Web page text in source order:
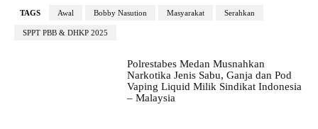
TAGS Awal Bobby Nasution Masyarakat Serahkan
SPPT PBB & DHKP 2025
Polrestabes Medan Musnahkan
Narkotika Jenis Sabu, Ganja dan Pod
Vaping Liquid Milik Sindikat Indonesia
– Malaysia